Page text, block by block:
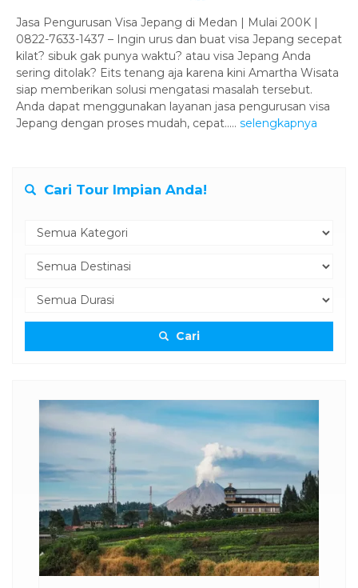
Jasa Pengurusan Visa Jepang di Medan | Mulai 200K |
0822-7633-1437 – Ingin urus dan buat visa Jepang secepat
kilat? sibuk gak punya waktu? atau visa Jepang Anda
sering ditolak? Eits tenang aja karena kini Amartha Wisata
siap memberikan solusi mengatasi masalah tersebut.
Anda dapat menggunakan layanan jasa pengurusan visa
Jepang dengan proses mudah, cepat..... selengkapnya
Cari Tour Impian Anda!
Cari